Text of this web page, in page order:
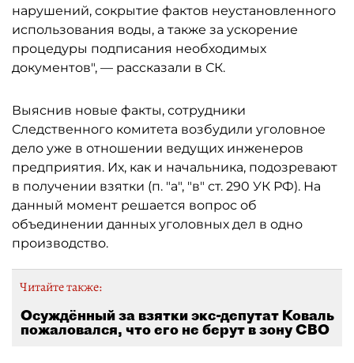
нарушений, сокрытие фактов неустановленного
использования воды, а также за ускорение
процедуры подписания необходимых
документов", — рассказали в СК.
Выяснив новые факты, сотрудники
Следственного комитета возбудили уголовное
дело уже в отношении ведущих инженеров
предприятия. Их, как и начальника, подозревают
в получении взятки (п. "а", "в" ст. 290 УК РФ). На
данный момент решается вопрос об
объединении данных уголовных дел в одно
производство.
Читайте также:
Осуждённый за взятки экс-депутат Коваль
пожаловался, что его не берут в зону СВО